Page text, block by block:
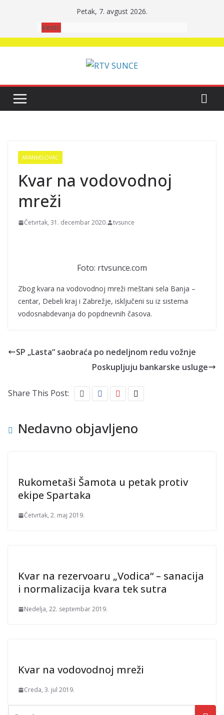
Petak, 7. avgust 2026.
Vesti:
ARANĐELOVAC
Kvar na vodovodnoj
mreži
Četvrtak, 31. decembar 2020. tvsunce
Foto: rtvsunce.com
Zbog kvara na vodovodnoj mreži meštani sela Banja –
centar, Debeli kraj i Zabrežje, isključeni su iz sistema
vodosnabdevanja do popdnevnih časova.
SP „Lasta“ saobraća po nedeljnom redu vožnje
Poskupljuju bankarske usluge
Share This Post:
Nedavno objavljeno
Rukometaši Šamota u petak protiv
ekipe Spartaka
Četvrtak, 2. maj 2019.
Kvar na rezervoaru „Vodica“ – sanacija
i normalizacija kvara tek sutra
Nedelja, 22. septembar 2019.
Kvar na vodovodnoj mreži
Creda, 3. jul 2019.